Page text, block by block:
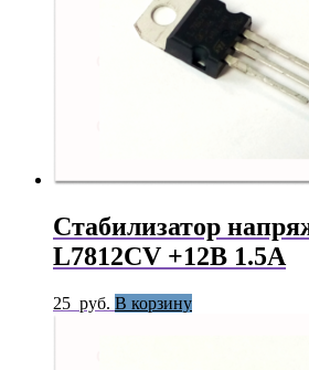
Стабилизатор
L7812CV +12В 1.5А
25 руб. В корзину